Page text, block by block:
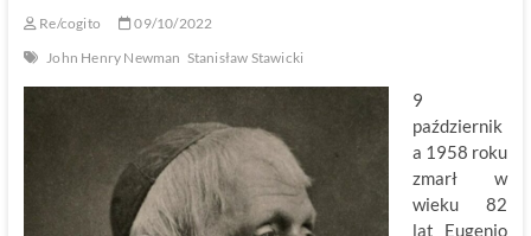
Re/cogito
09/10/2022
John Henry Newman Stanisław Stawicki
9
październik
a 1958 roku
zmarł w
wieku 82
lat Eugenio